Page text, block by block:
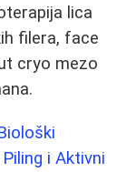
lica
filera, face
cryo mezo
i Aktivni